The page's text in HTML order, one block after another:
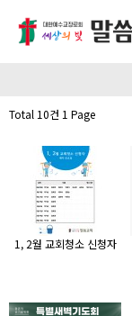
Total 10건 1 Page
1, 2월 교회청소 신청자